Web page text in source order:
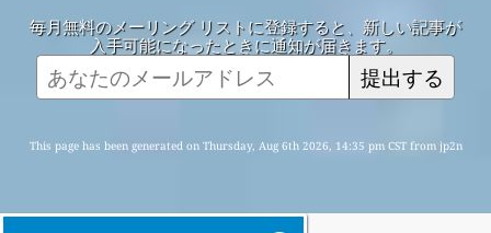
毎月無料のメーリング リストに登録すると、新しい記事が
入手可能になったときに通知が届きます。
提出する
This page has been generated on Thursday, Aug 6th 2026, 14:35 pm CST from jp2n